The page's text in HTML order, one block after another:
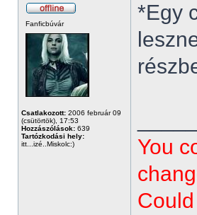
Fanficbúvár
Csatlakozott: 2006 február 09
(csütörtök), 17:53
Hozzászólások: 639
Tartózkodási hely:
itt...izé..Miskolc:)
*Egy
You